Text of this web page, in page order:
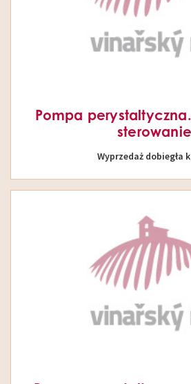
Pompa
sterowanie
Wyprzedaż dobiegła